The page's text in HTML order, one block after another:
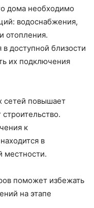
дома необходимо
водоснабжения,
отопления.
в доступной близости
их подключения
сетей повышает
к
в
местности.
поможет избежать
на этапе